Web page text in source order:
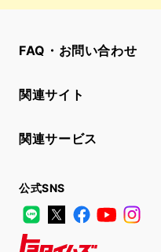
FAQ・お問い合わせ
関連サイト
関連サービス
公式SNS
LINE
X FacebookYouTube